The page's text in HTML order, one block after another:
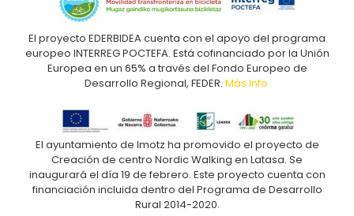
El proyecto EDERBIDEA cuenta con el apoyo del programa
europeo INTERREG POCTEFA. Está cofinanciado por la Unión
Europea en un 65% a través del Fondo Europeo de
Desarrollo Regional, FEDER. Más Info.
El ayuntamiento de Imotz ha promovido el proyecto de
Creación de centro Nordic Walking en Latasa. Se
inaugurará el día 19 de febrero. Este proyecto cuenta con
financiación incluida dentro del Programa de Desarrollo
Rural 2014-2020.